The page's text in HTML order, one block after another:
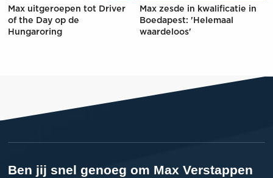
Max uitgeroepen tot Driver
of the Day op de
Hungaroring
Max zesde in kwalificatie in
Boedapest: 'Helemaal
waardeloos'
Ben jij snel genoeg om Max Verstappen